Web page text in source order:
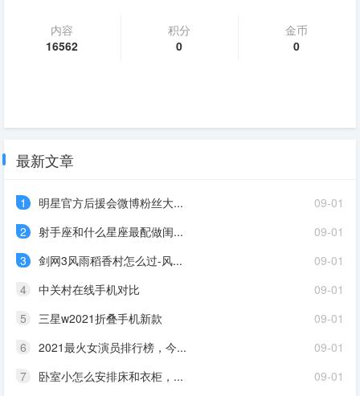
内容
16562
积分
0
金币
0
最新文章
09-01
1
明星官方后援会微博粉丝大...
09-01
2
射手座和什么星座最配做闺...
09-01
3
剑网3风雨稻香村怎么过-风...
09-01
4
中关村在线手机对比
09-01
5
三星w2021折叠手机新款
09-01
6
2021最火女演员排行榜，今...
09-01
7
卧室小怎么安排床和衣柜，...